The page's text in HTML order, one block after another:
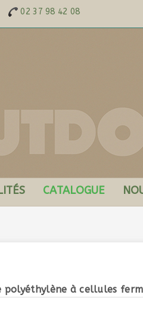
02 37 98 42 08
CATALOGUE
polyéthylène à cellules